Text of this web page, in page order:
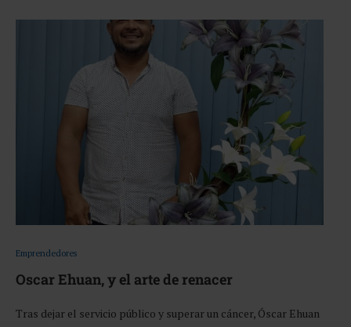
Emprendedores
Oscar Ehuan, y el arte de renacer
Tras dejar el servicio público y superar un cáncer, Óscar Ehuan